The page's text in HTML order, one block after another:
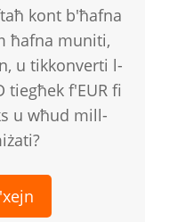
kont b'ħafna
ħafna muniti,
u tikkonverti l-
tiegħek f'EUR fi
u wħud mill-